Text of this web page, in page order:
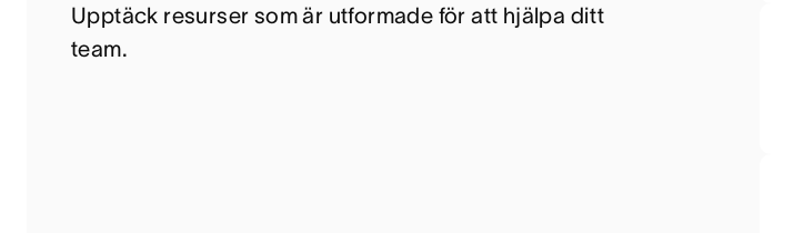
Upptäck resurser som är utformade för att hjälpa ditt
team.